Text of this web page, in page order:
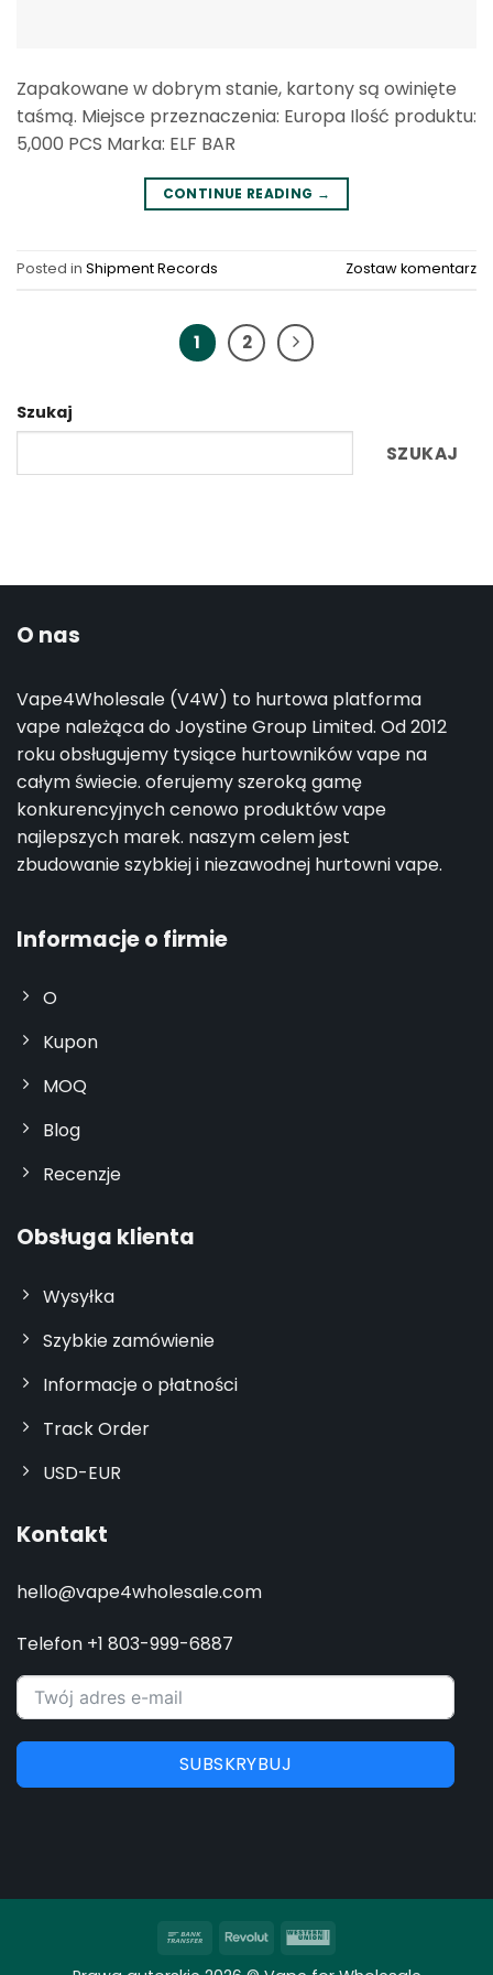
Zapakowane w dobrym stanie, kartony są owinięte
taśmą. Miejsce przeznaczenia: Europa Ilość produktu:
5,000 PCS Marka: ELF BAR
CONTINUE READING →
Posted in Shipment Records Zostaw komentarz
1 2
Szukaj
SZUKAJ
O nas
Vape4Wholesale (V4W) to hurtowa platforma
vape należąca do Joystine Group Limited. Od 2012
roku obsługujemy tysiące hurtowników vape na
całym świecie. oferujemy szeroką gamę
konkurencyjnych cenowo produktów vape
najlepszych marek. naszym celem jest
zbudowanie szybkiej i niezawodnej hurtowni vape.
Informacje o firmie
O
Kupon
MOQ
Blog
Recenzje
Obsługa klienta
Wysyłka
Szybkie zamówienie
Informacje o płatności
Track Order
USD-EUR
Kontakt
hello@vape4wholesale.com
Telefon +1 803-999-6887
SUBSKRYBUJ
PrzelewRevolutWestern